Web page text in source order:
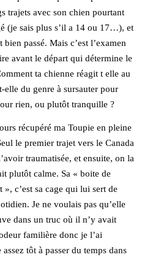
trajets avec son chien pourtant
(je sais plus s’il a 14 ou 17…), et
bien passé. Mais c’est l’examen
avant le départ qui détermine le
ta chienne réagit t elle au
elle du genre à sursauter pour
rien, ou plutôt tranquille ?
récupéré ma Toupie en pleine
le premier trajet vers le Canada
traumatisée, et ensuite, on la
plutôt calme. Sa « boite de
», c’est sa cage qui lui sert de
Je ne voulais pas qu’elle
dans un truc où il n’y avait
familière donc je l’ai
assez tôt à passer du temps dans